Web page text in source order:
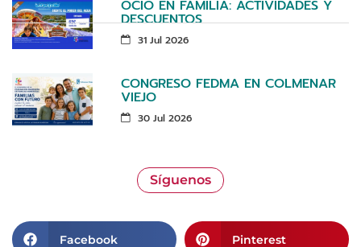
OCIO EN FAMILIA: ACTIVIDADES Y
DESCUENTOS
31 Jul 2026
CONGRESO FEDMA EN COLMENAR
VIEJO
30 Jul 2026
Síguenos
Facebook Pinterest